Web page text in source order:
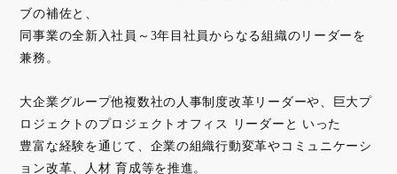
ブの補佐と、
同事業の全新入社員～3年目社員からなる組織のリーダーを
兼務。
大企業グループ他複数社の人事制度改革リーダーや、巨大プ
ロジェクトのプロジェクトオフィス リーダーと いった
豊富な経験を通じて、企業の組織行動変革やコミュニケーシ
ョン改革、人材 育成等を推進。